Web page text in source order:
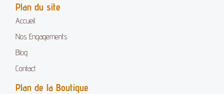
Plan du site
Accueil
Nos Engagements
Blog
Contact
Plan de la Boutique